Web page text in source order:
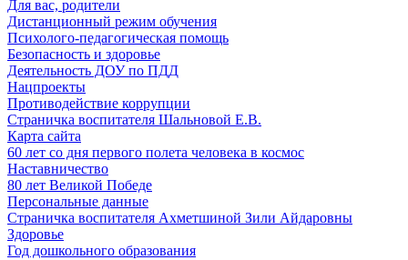
Для вас, родители
Дистанционный режим обучения
Психолого-педагогическая помощь
Безопасность и здоровье
Деятельность ДОУ по ПДД
Нацпроекты
Противодействие коррупции
Страничка воспитателя Шальновой Е.В.
Карта сайта
60 лет со дня первого полета человека в космос
Наставничество
80 лет Великой Победе
Персональные данные
Страничка воспитателя Ахметшиной Зили Айдаровны
Здоровье
Год дошкольного образования